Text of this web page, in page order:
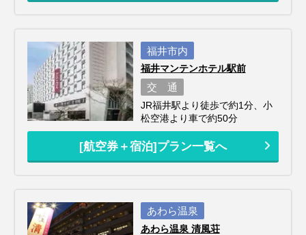
福井市内
福井マンテンホテル駅前
交 通
JR福井駅より徒歩で約1分、小
松空港より車で約50分
[航空券＋宿泊]プラン一覧へ
あわら温泉
あわら温泉 清風荘